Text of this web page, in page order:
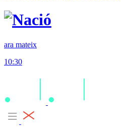
ara mateix
10:30